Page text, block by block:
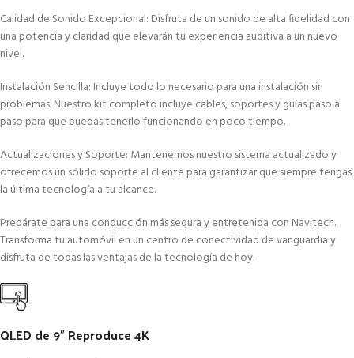
Calidad de Sonido Excepcional: Disfruta de un sonido de alta fidelidad con
una potencia y claridad que elevarán tu experiencia auditiva a un nuevo
nivel.
Instalación Sencilla: Incluye todo lo necesario para una instalación sin
problemas. Nuestro kit completo incluye cables, soportes y guías paso a
paso para que puedas tenerlo funcionando en poco tiempo.
Actualizaciones y Soporte: Mantenemos nuestro sistema actualizado y
ofrecemos un sólido soporte al cliente para garantizar que siempre tengas
la última tecnología a tu alcance.
Prepárate para una conducción más segura y entretenida con Navitech.
Transforma tu automóvil en un centro de conectividad de vanguardia y
disfruta de todas las ventajas de la tecnología de hoy.
QLED de 9″ Reproduce 4K